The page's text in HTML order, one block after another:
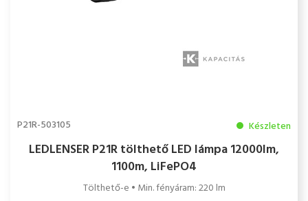
P21R-503105 Készleten
LEDLENSER P21R tölthető LED lámpa 12000lm,
1100m, LiFePO4
Tölthető-e • Min. fényáram: 220 lm